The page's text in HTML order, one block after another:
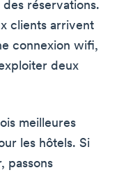
réservations.
clients arrivent
connexion wifi,
deux
meilleures
les hôtels. Si
passons